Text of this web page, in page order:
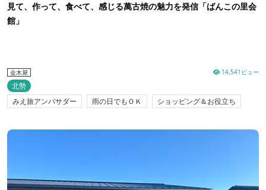
見て、作って、食べて、感じる萬古焼の魅力を発信「ばんこの里会
館」
金木犀 14,541ビュー
北勢
みえ旅アンバサダー
雨の日でもＯＫ ショッピング＆お役立ち